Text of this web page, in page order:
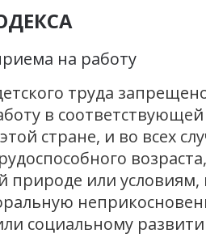
на работу
труда
в
стране, и во всех
природе или
социальному